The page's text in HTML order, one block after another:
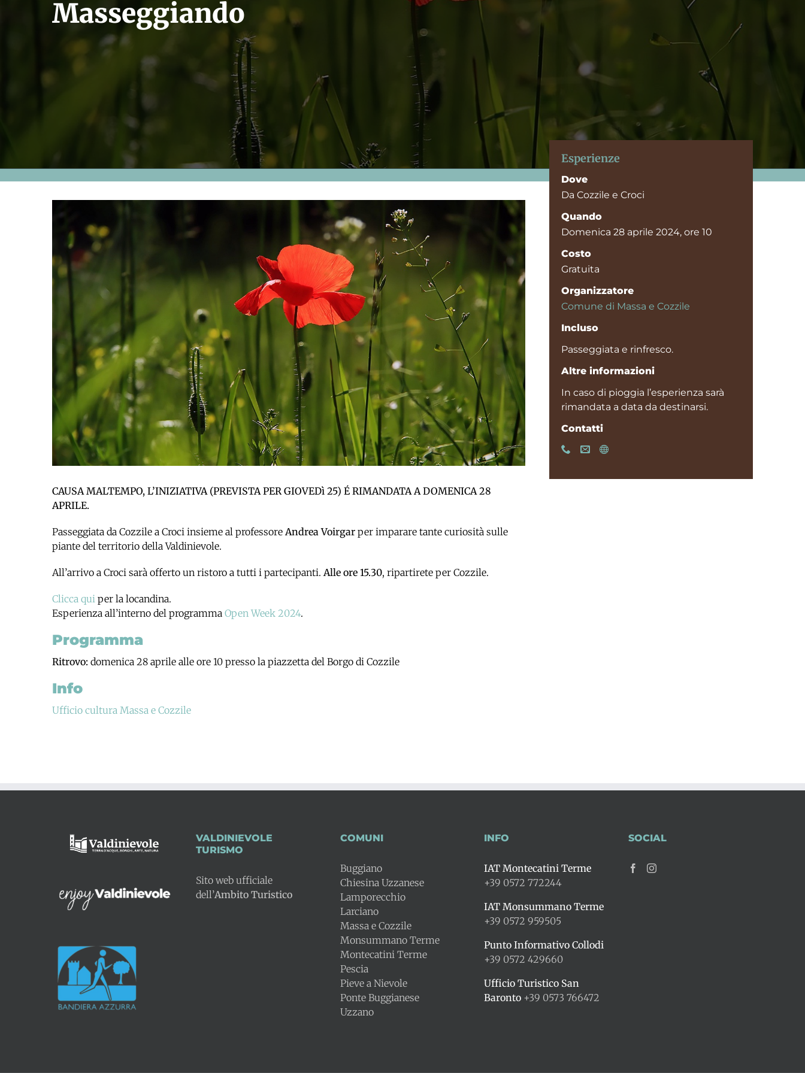
Masseggiando
immagine
CAUSA MALTEMPO, L’INIZIATIVA (PREVISTA PER GIOVEDì 25) É RIMANDATA A DOMENICA 28
APRILE.
Passeggiata da Cozzile a Croci insieme al professore Andrea Voirgar per imparare tante curiosità sulle
piante del territorio della Valdinievole.
All’arrivo a Croci sarà offerto un ristoro a tutti i partecipanti. Alle ore 15.30, ripartirete per Cozzile.
Clicca qui per la locandina.
Esperienza all’interno del programma Open Week 2024.
Programma
Ritrovo: domenica 28 aprile alle ore 10 presso la piazzetta del Borgo di Cozzile
Info
Ufficio cultura Massa e Cozzile
Esperienze
Dove
Da Cozzile e Croci
Quando
Domenica 28 aprile 2024, ore 10
Costo
Gratuita
Organizzatore
Comune di Massa e Cozzile
Incluso
Passeggiata e rinfresco.
Altre informazioni
In caso di pioggia l’esperienza sarà
rimandata a data da destinarsi.
Contatti
VALDINIEVOLE
TURISMO
Sito web ufficiale
dell’Ambito Turistico
COMUNI
Buggiano
Chiesina Uzzanese
Lamporecchio
Larciano
Massa e Cozzile
Monsummano Terme
Montecatini Terme
Pescia
Pieve a Nievole
Ponte Buggianese
Uzzano
INFO
IAT Montecatini Terme
+39 0572 772244
IAT Monsummano Terme
+39 0572 959505
Punto Informativo Collodi
+39 0572 429660
Ufficio Turistico San
Baronto +39 0573 766472
SOCIAL